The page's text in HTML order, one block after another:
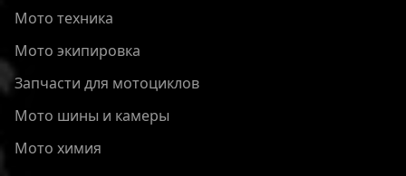
Мото техника
Мото экипировка
Запчасти для мотоциклов
Мото шины и камеры
Мото химия